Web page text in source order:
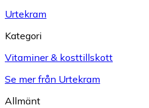
Urtekram
Kategori
Vitaminer & kosttillskott
Se mer från Urtekram
Allmänt